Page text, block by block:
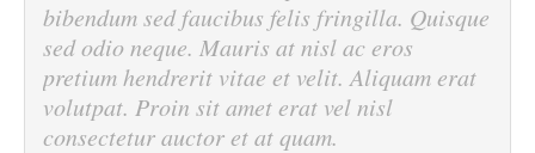
bibendum sed faucibus felis fringilla. Quisque
sed odio neque. Mauris at nisl ac eros
pretium hendrerit vitae et velit. Aliquam erat
volutpat. Proin sit amet erat vel nisl
consectetur auctor et at quam.